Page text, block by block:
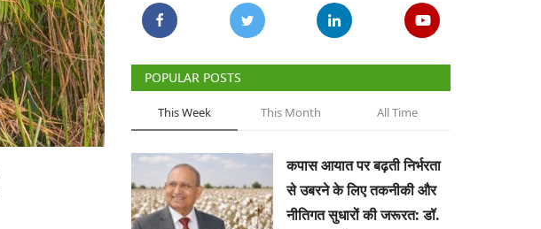
POPULAR POSTS
This Week This Month All Time
कपास आयात पर बढ़ती निर्भरता
से उबरने के लिए तकनीकी और
नीतिगत सुधारों की जरूरत: डॉ.